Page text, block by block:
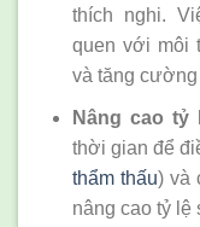
thích nghi.
quen với môi
và tăng
Nâng cao tỷ
thời gian để
thẩm thấu) và
nâng cao tỷ lệ